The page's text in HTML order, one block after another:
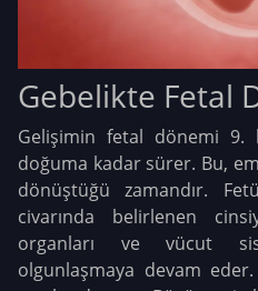
Gebelikte Fetal
Gelişimin fetal dönemi 9.
doğuma kadar sürer. Bu,
dönüştüğü zamandır.
civarında belirlenen
organları ve vücut
olgunlaşmaya devam